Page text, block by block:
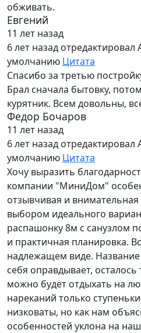
обживать.
Евгений
11 лет назад
6 лет назад отредактировал
умолчанию Цитата
Спасибо за третью
Брал сначала бытовку,
курятник. Всем довольны,
Федор Бочаров
11 лет назад
6 лет назад отредактировал
умолчанию Цитата
Хочу выразить
компании "МиниДом"
отзывчивая и
выбором идеального
распашонку 8м с санузлом
и практичная планировка.
надлежащем виде.
себя оправдывает,
можно будет отдыхать на
нареканий только
низковаты, но как нам
особенностей уклона на